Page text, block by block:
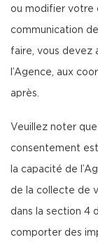
ou modifier votre
communication
faire, vous devez
l’Agence, aux
après.
Veuillez noter
consentement
la capacité de
de la collecte de
dans la section 4
comporter des